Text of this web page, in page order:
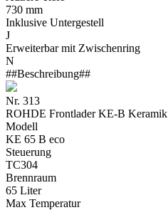
730 mm
Inklusive Untergestell
J
Erweiterbar mit Zwischenring
N
##Beschreibung##
Nr. 313
ROHDE Frontlader KE-B Keramik
Modell
KE 65 B eco
Steuerung
TC304
Brennraum
65 Liter
Max Temperatur